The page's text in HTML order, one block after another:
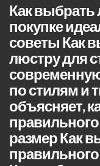
Как выбрать
покупке
советы Как
люстру для
по стилям и
объясняет,
размер Как
правильного